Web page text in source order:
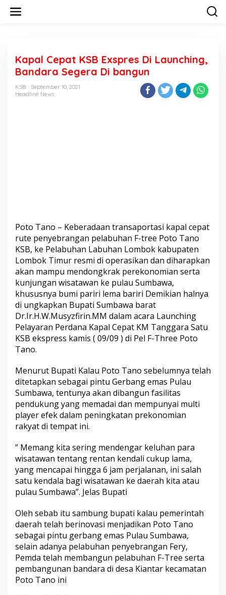
Kapal Cepat KSB Exspres Di Launching,
Bandara Segera Di bangun
KSB
September 10, 2021
Headline News
Poto Tano – Keberadaan transaportasi kapal cepat
rute penyebrangan pelabuhan F-tree Poto Tano
KSB, ke Pelabuhan Labuhan Lombok kabupaten
Lombok Timur resmi di operasikan dan diharapkan
akan mampu mendongkrak perekonomian serta
kunjungan wisatawan ke pulau Sumbawa,
khususnya bumi pariri lema bariri Demikian halnya
di ungkapkan Bupati Sumbawa barat
Dr.Ir.H.W.Musyzfirin.MM dalam acara Launching
Pelayaran Perdana Kapal Cepat KM Tanggara Satu
KSB ekspress kamis ( 09/09 ) di Pel F-Three Poto
Tano.
Menurut Bupati Kalau Poto Tano sebelumnya telah
ditetapkan sebagai pintu Gerbang emas Pulau
Sumbawa, tentunya akan dibangun fasilitas
pendukung yang memadai dan mempunyai multi
player efek dalam peningkatan prekonomian
rakyat di tempat ini.
” Memang kita sering mendengar keluhan para
wisatawan tentang rentan kendali cukup lama,
yang mencapai hingga 6 jam perjalanan, ini salah
satu kendala bagi wisatawan ke daerah kita atau
pulau Sumbawa”. Jelas Bupati
Oleh sebab itu sambung bupati kalau pemerintah
daerah telah berinovasi menjadikan Poto Tano
sebagai pintu gerbang emas Pulau Sumbawa,
selain adanya pelabuhan penyebrangan Fery,
Pemda telah membangun pelabuhan F-Tree serta
pembangunan bandara di desa Kiantar kecamatan
Poto Tano ini